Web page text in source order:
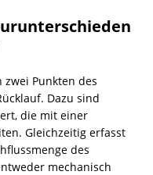
Punkten des
Dazu sind
die mit einer
Gleichzeitig erfasst
des
mechanisch